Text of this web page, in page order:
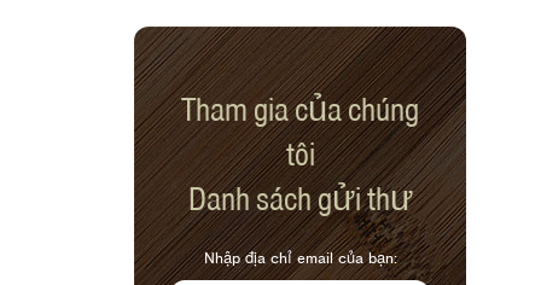
Tham gia của chúng
tôi
Danh sách gửi thư
Nhập địa chỉ email của bạn: